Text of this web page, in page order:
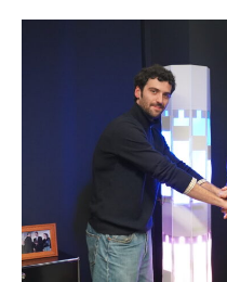
de
architecture
et
lumière